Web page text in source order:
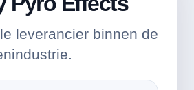
leverancier binnen de